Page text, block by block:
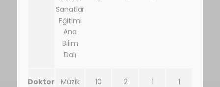
Sanatlar
Eğitimi
Ana
Bilim
Dalı
Doktor
Müzik
10 2 1 1